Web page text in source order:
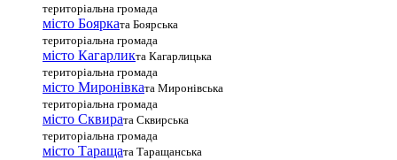
територіальна громада
місто Боярката Боярська
територіальна громада
місто Кагарликта Кагарлицька
територіальна громада
місто Миронівката Миронівська
територіальна громада
місто Сквирата Сквирська
територіальна громада
місто Таращата Таращанська